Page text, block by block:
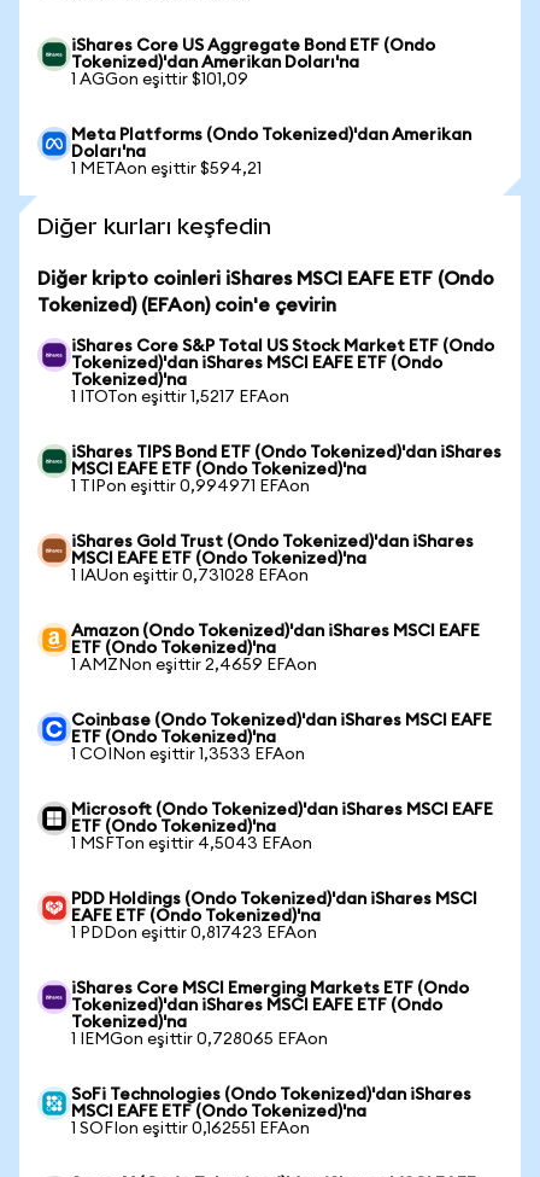
iShares Core US Aggregate Bond ETF (Ondo
Tokenized)'dan Amerikan Doları'na
1 AGGon eşittir $101,09
Meta Platforms (Ondo Tokenized)'dan Amerikan
Doları'na
1 METAon eşittir $594,21
Diğer kurları keşfedin
Diğer kripto coinleri iShares MSCI EAFE ETF (Ondo
Tokenized) (EFAon) coin'e çevirin
iShares Core S&P Total US Stock Market ETF (Ondo
Tokenized)'dan iShares MSCI EAFE ETF (Ondo
Tokenized)'na
1 ITOTon eşittir 1,5217 EFAon
iShares TIPS Bond ETF (Ondo Tokenized)'dan iShares
MSCI EAFE ETF (Ondo Tokenized)'na
1 TIPon eşittir 0,994971 EFAon
iShares Gold Trust (Ondo Tokenized)'dan iShares
MSCI EAFE ETF (Ondo Tokenized)'na
1 IAUon eşittir 0,731028 EFAon
Amazon (Ondo Tokenized)'dan iShares MSCI EAFE
ETF (Ondo Tokenized)'na
1 AMZNon eşittir 2,4659 EFAon
Coinbase (Ondo Tokenized)'dan iShares MSCI EAFE
ETF (Ondo Tokenized)'na
1 COINon eşittir 1,3533 EFAon
Microsoft (Ondo Tokenized)'dan iShares MSCI EAFE
ETF (Ondo Tokenized)'na
1 MSFTon eşittir 4,5043 EFAon
PDD Holdings (Ondo Tokenized)'dan iShares MSCI
EAFE ETF (Ondo Tokenized)'na
1 PDDon eşittir 0,817423 EFAon
iShares Core MSCI Emerging Markets ETF (Ondo
Tokenized)'dan iShares MSCI EAFE ETF (Ondo
Tokenized)'na
1 IEMGon eşittir 0,728065 EFAon
SoFi Technologies (Ondo Tokenized)'dan iShares
MSCI EAFE ETF (Ondo Tokenized)'na
1 SOFIon eşittir 0,162551 EFAon